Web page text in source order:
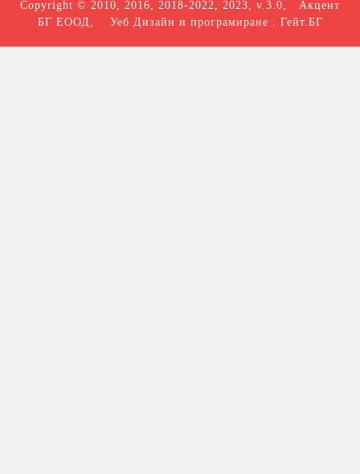
Copyright © 2010, 2016, 2018-2022, 2023, v.3.0, Акцент
БГ ЕООД , Уеб Дизайн и програмиране : Гейт.БГ